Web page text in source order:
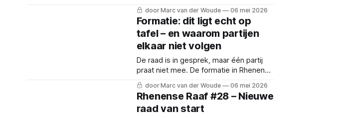
een duidelijke keuze blijft uit. Dit speelt
er achter de schermen.
door Marc van der Woude 06 mei 2026
Formatie: dit ligt echt op
tafel – en waarom partijen
elkaar niet volgen
De raad is in gesprek, maar één partij
praat niet mee. De formatie in Rhenen
gaat over strategie, vertrouwen en de
vraag wie straks de regie heeft.
door Marc van der Woude 06 mei 2026
Rhenense Raaf #28 – Nieuwe
raad van start